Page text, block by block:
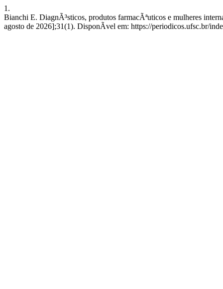
1.
Bianchi E. DiagnÃ³sticos, produtos farmacÃªuticos e mulheres
agosto de 2026];31(1). DisponÃ­vel em: https://periodicos.ufsc.br/